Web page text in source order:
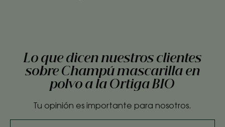
Lo que dicen nuestros clientes
sobre Champú mascarilla en
polvo a la Ortiga BIO
Tu opinión es importante para nosotros.